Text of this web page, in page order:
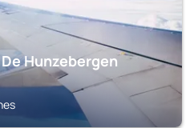
Hunzebergen